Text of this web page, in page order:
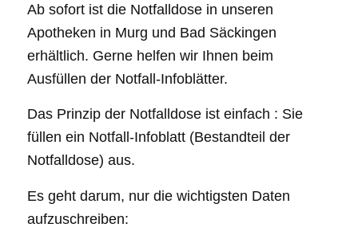
Ab sofort ist die Notfalldose in unseren
Apotheken in Murg und Bad Säckingen
erhältlich. Gerne helfen wir Ihnen beim
Ausfüllen der Notfall-Infoblätter.
Das Prinzip der Notfalldose ist einfach : Sie
füllen ein Notfall-Infoblatt (Bestandteil der
Notfalldose) aus.
Es geht darum, nur die wichtigsten Daten
aufzuschreiben: